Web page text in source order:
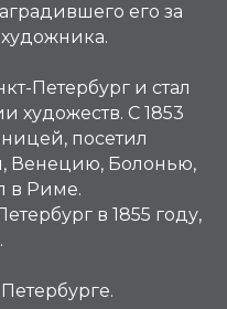
его за
Петербург и стал
художеств. С 1853
посетил
Венецию, Болонью,
в Риме.
в 1855 году,